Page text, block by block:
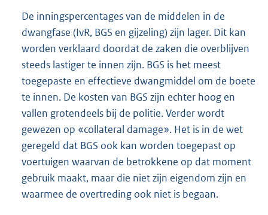
De inningspercentages van de middelen in de
dwangfase (IvR, BGS en gijzeling) zijn lager. Dit kan
worden verklaard doordat de zaken die overblijven
steeds lastiger te innen zijn. BGS is het meest
toegepaste en effectieve dwangmiddel om de boete
te innen. De kosten van BGS zijn echter hoog en
vallen grotendeels bij de politie. Verder wordt
gewezen op «collateral damage». Het is in de wet
geregeld dat BGS ook kan worden toegepast op
voertuigen waarvan de betrokkene op dat moment
gebruik maakt, maar die niet zijn eigendom zijn en
waarmee de overtreding ook niet is begaan.